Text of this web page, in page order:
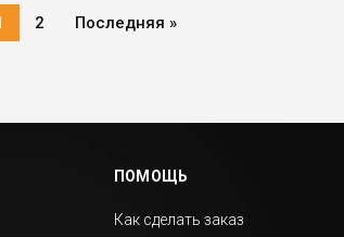
Страница
2
Последняя
Последняя »
ПОМОЩЬ
Как сделать заказ